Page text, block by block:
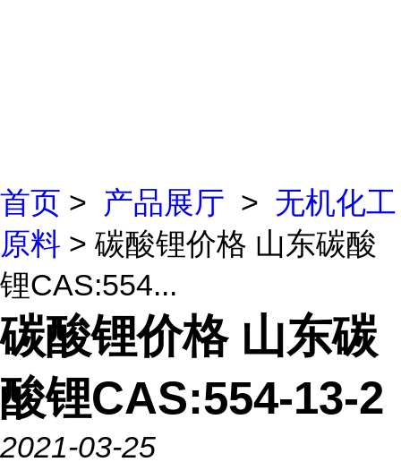
首页 > 产品展厅 > 无机化工
原料 > 碳酸锂价格 山东碳酸
锂CAS:554...
碳酸锂价格 山东碳
酸锂CAS:554-13-2
2021-03-25